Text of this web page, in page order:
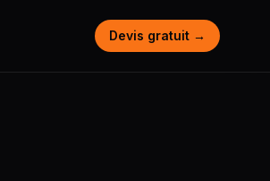
Devis gratuit →